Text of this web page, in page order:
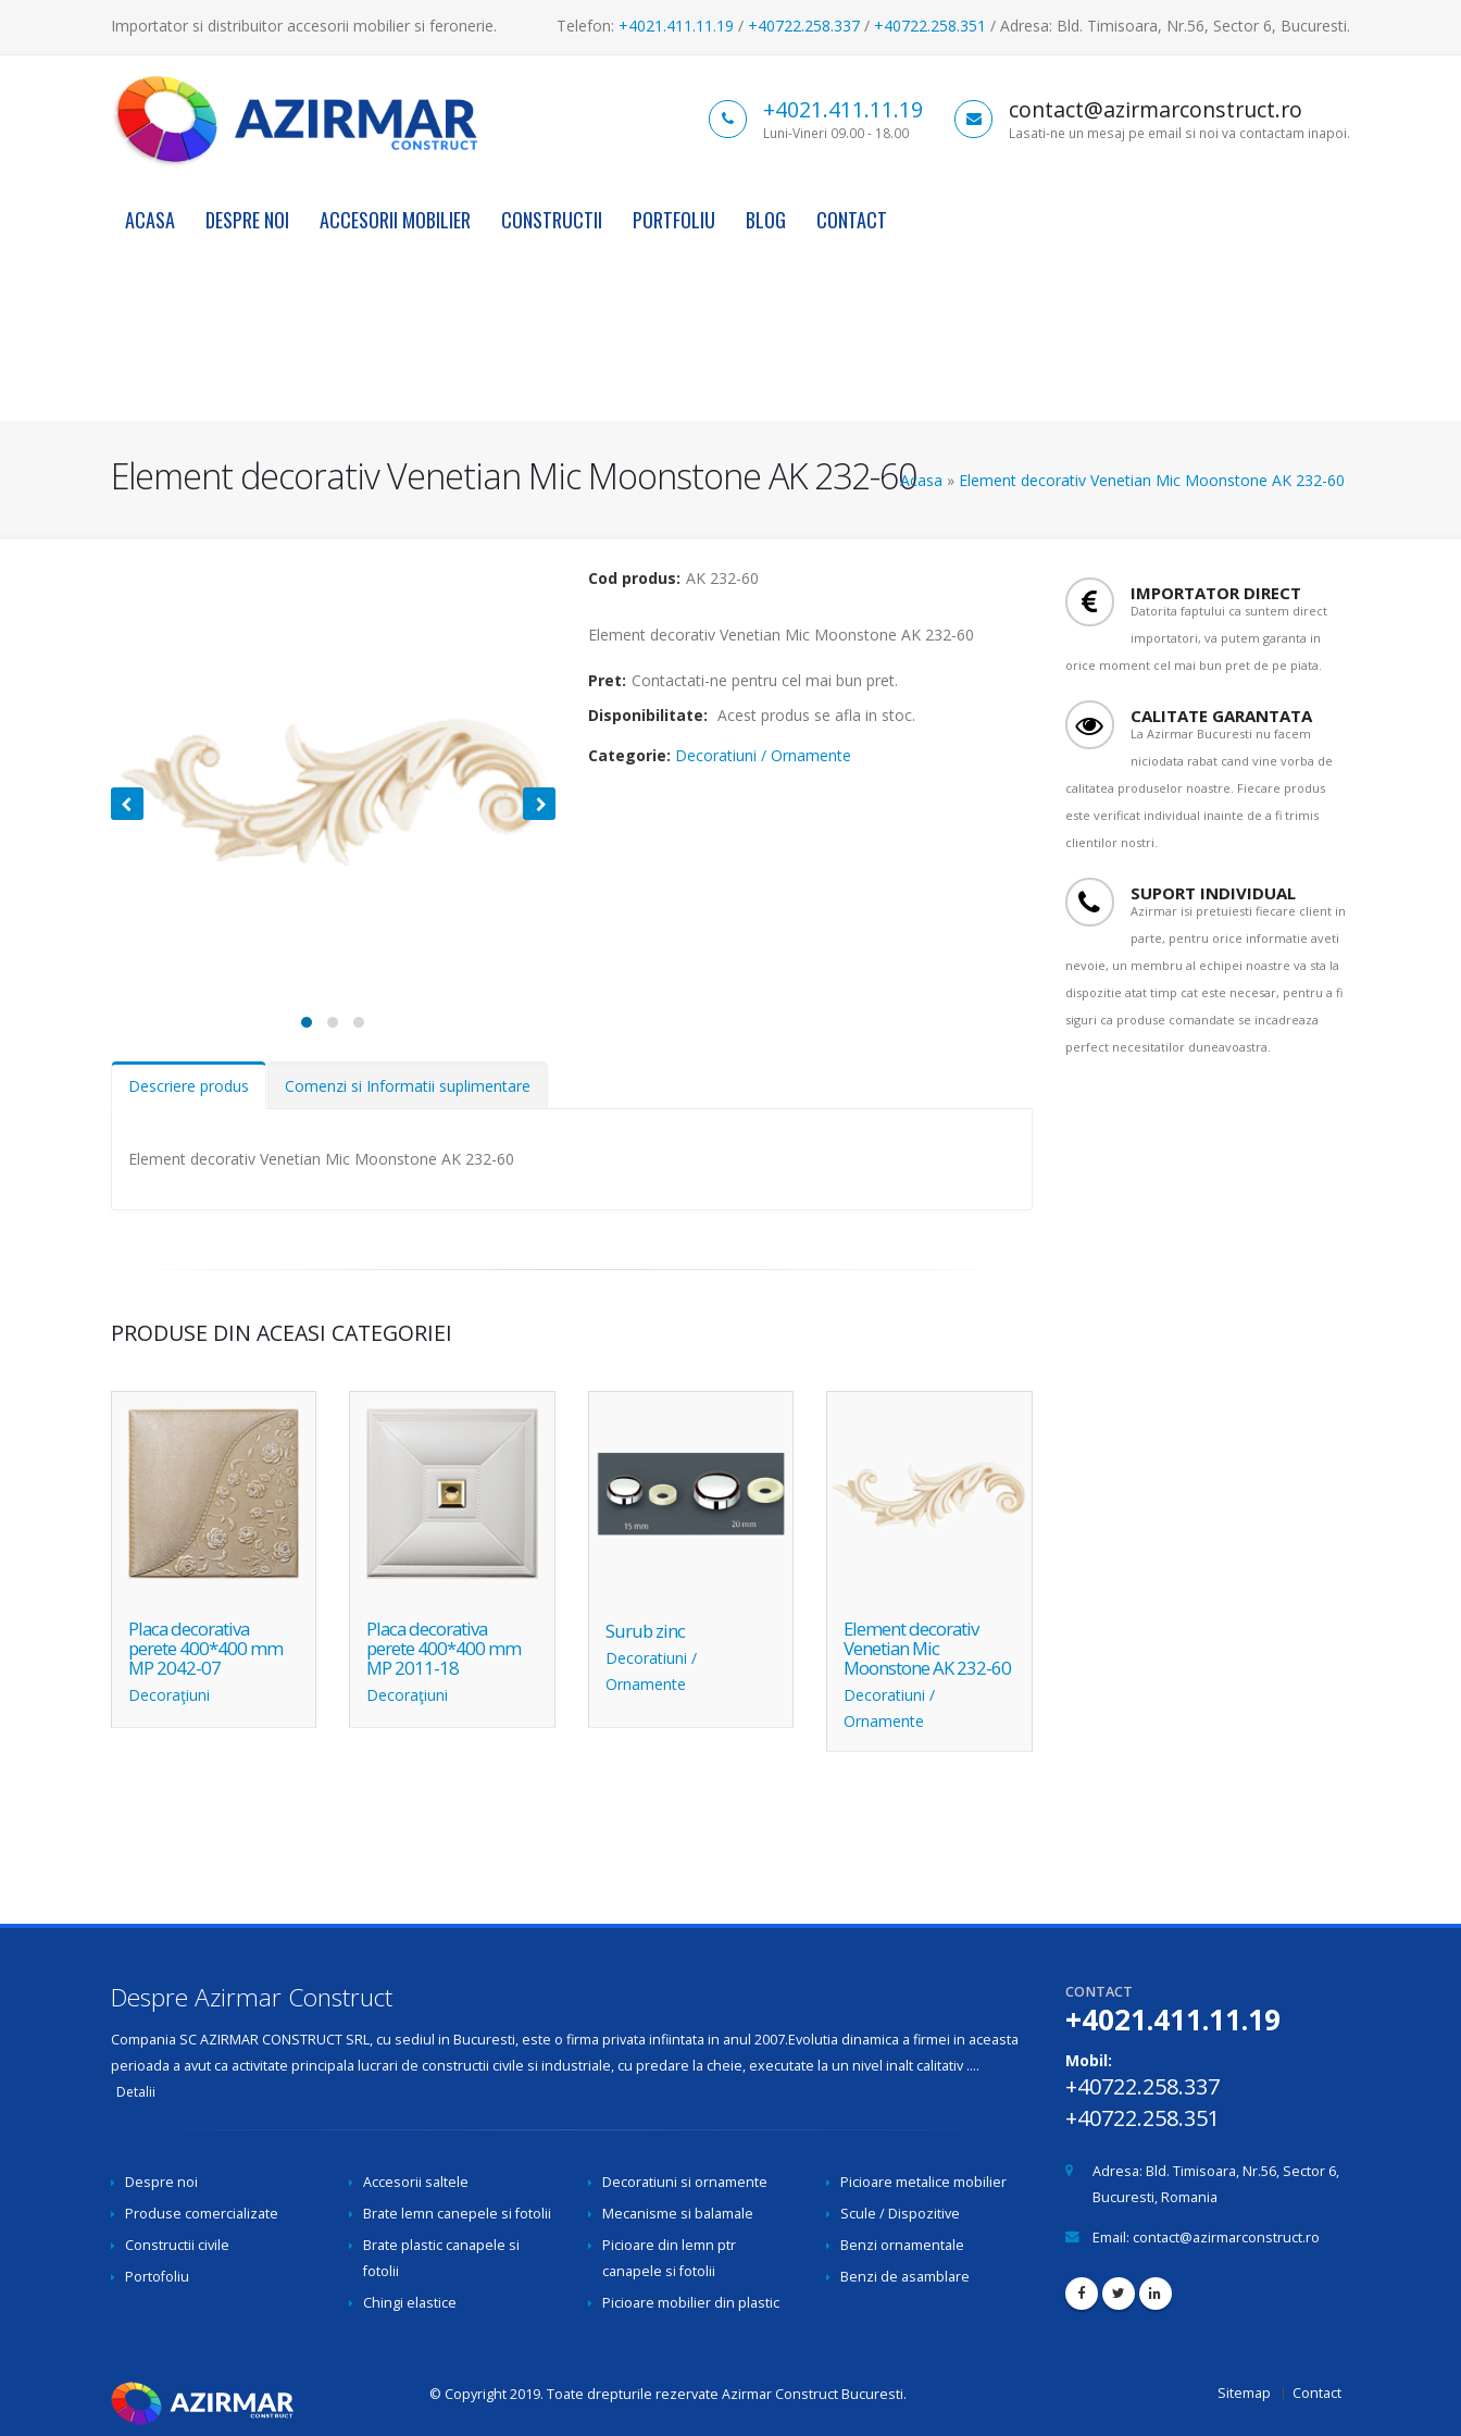
Importator si distribuitor accesorii mobilier si feronerie. Telefon: +4021.411.11.19 / +40722.258.337 / +40722.258.351 / Adresa: Bld. Timisoara, Nr.56, Sector 6, Bucuresti.
+4021.411.11.19
Luni-Vineri 09.00 - 18.00
contact@azirmarconstruct.ro
Lasati-ne un mesaj pe email si noi va contactam inapoi.
ACASA DESPRE NOI ACCESORII MOBILIER CONSTRUCTII PORTFOLIU BLOG CONTACT
Element decorativ Venetian Mic Moonstone AK 232-60Acasa » Element decorativ Venetian Mic Moonstone AK 232-60
Cod produs: AK 232-60
Element decorativ Venetian Mic Moonstone AK 232-60
Pret: Contactati-ne pentru cel mai bun pret.
Disponibilitate: Acest produs se afla in stoc.
Categorie: Decoratiuni / Ornamente
Descriere produs Comenzi si Informatii suplimentare
Element decorativ Venetian Mic Moonstone AK 232-60
PRODUSE DIN ACEASI CATEGORIEI
Placa decorativa
perete 400*400 mm
MP 2042-07
Decoraţiuni
Placa decorativa
perete 400*400 mm
MP 2011-18
Decoraţiuni
Surub zinc
Decoratiuni /
Ornamente
Element decorativ
Venetian Mic
Moonstone AK 232-60
Decoratiuni /
Ornamente
IMPORTATOR DIRECT
Datorita faptului ca suntem direct
importatori, va putem garanta in
orice moment cel mai bun pret de pe piata.
CALITATE GARANTATA
La Azirmar Bucuresti nu facem
niciodata rabat cand vine vorba de
calitatea produselor noastre. Fiecare produs
este verificat individual inainte de a fi trimis
clientilor nostri.
SUPORT INDIVIDUAL
Azirmar isi pretuiesti fiecare client in
parte, pentru orice informatie aveti
nevoie, un membru al echipei noastre va sta la
dispozitie atat timp cat este necesar, pentru a fi
siguri ca produse comandate se incadreaza
perfect necesitatilor duneavoastra.
Despre Azirmar Construct
Compania SC AZIRMAR CONSTRUCT SRL, cu sediul in Bucuresti, este o firma privata infiintata in anul 2007.Evolutia dinamica a firmei in aceasta
perioada a avut ca activitate principala lucrari de constructii civile si industriale, cu predare la cheie, executate la un nivel inalt calitativ ....
Detalii
Despre noi
Produse comercializate
Constructii civile
Portofoliu
Accesorii saltele
Brate lemn canepele si fotolii
Brate plastic canapele si
fotolii
Chingi elastice
Decoratiuni si ornamente
Mecanisme si balamale
Picioare din lemn ptr
canapele si fotolii
Picioare mobilier din plastic
Picioare metalice mobilier
Scule / Dispozitive
Benzi ornamentale
Benzi de asamblare
CONTACT
+4021.411.11.19
Mobil:
+40722.258.337
+40722.258.351
Adresa: Bld. Timisoara, Nr.56, Sector 6,
Bucuresti, Romania
Email: contact@azirmarconstruct.ro
© Copyright 2019. Toate drepturile rezervate Azirmar Construct Bucuresti. Sitemap Contact